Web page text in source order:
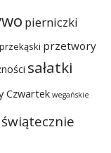
pierniczki
przekąski przetwory
sałatki
Czwartek wegańskie
świątecznie